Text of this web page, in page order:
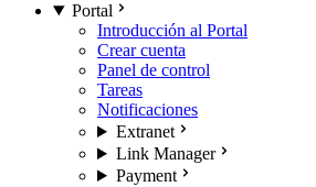
Portal
Introducción al Portal
Crear cuenta
Panel de control
Tareas
Notificaciones
Extranet
Link Manager
Payment